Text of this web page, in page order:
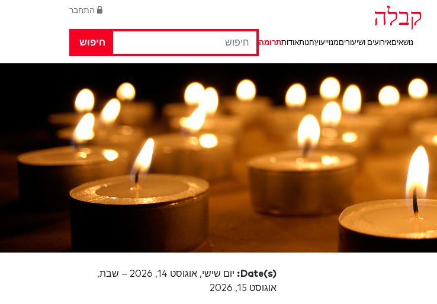
התחבר קבלה
חיפוש נושאיםאירועים ושיעוריםמנוייעוץחנותאודותתרומה
Date(s):
יום שישי, אוגוסט 14, 2026 – שבת,
אוגוסט 15, 2026